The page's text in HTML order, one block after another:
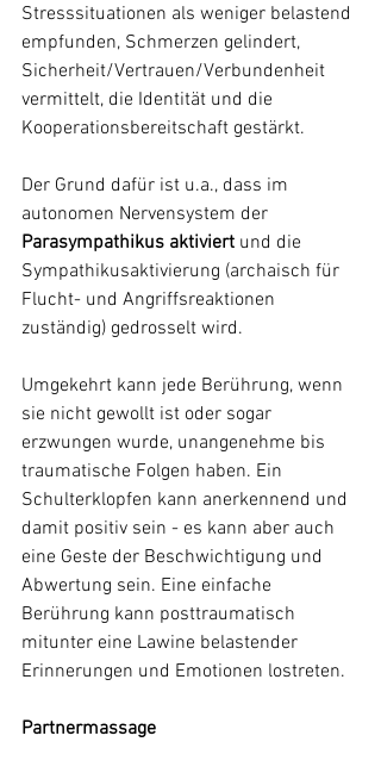
Stresssituationen als weniger belastend
empfunden, Schmerzen gelindert,
Sicherheit/Vertrauen/Verbundenheit
vermittelt, die Identität und die
Kooperationsbereitschaft gestärkt.
Der Grund dafür ist u.a., dass im
autonomen Nervensystem der
Parasympathikus aktiviert und die
Sympathikusaktivierung (archaisch für
Flucht- und Angriffsreaktionen
zuständig) gedrosselt wird.
Umgekehrt kann jede Berührung, wenn
sie nicht gewollt ist oder sogar
erzwungen wurde, unangenehme bis
traumatische Folgen haben. Ein
Schulterklopfen kann anerkennend und
damit positiv sein - es kann aber auch
eine Geste der Beschwichtigung und
Abwertung sein. Eine einfache
Berührung kann posttraumatisch
mitunter eine Lawine belastender
Erinnerungen und Emotionen lostreten.
Partnermassage